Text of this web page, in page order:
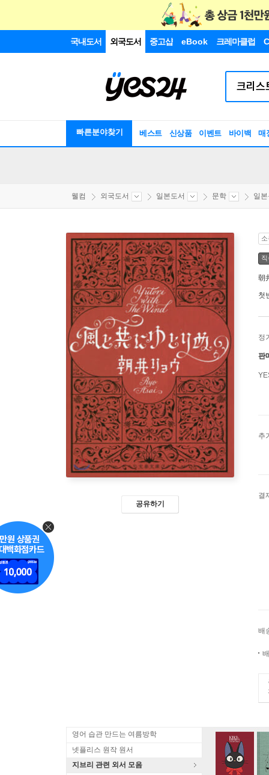
국내도서 외국도서 중고샵 eBook 크레마클럽
빠른분야찾기 베스트 신상품 이벤트 바이백 매
웰컴 외국도서 일본도서 문학 일
공유하기
朝
첫
정
판
추
결
배
영어 습관 만드는 여름방학
넷플리스 원작 원서
지브리 관련 외서 모음